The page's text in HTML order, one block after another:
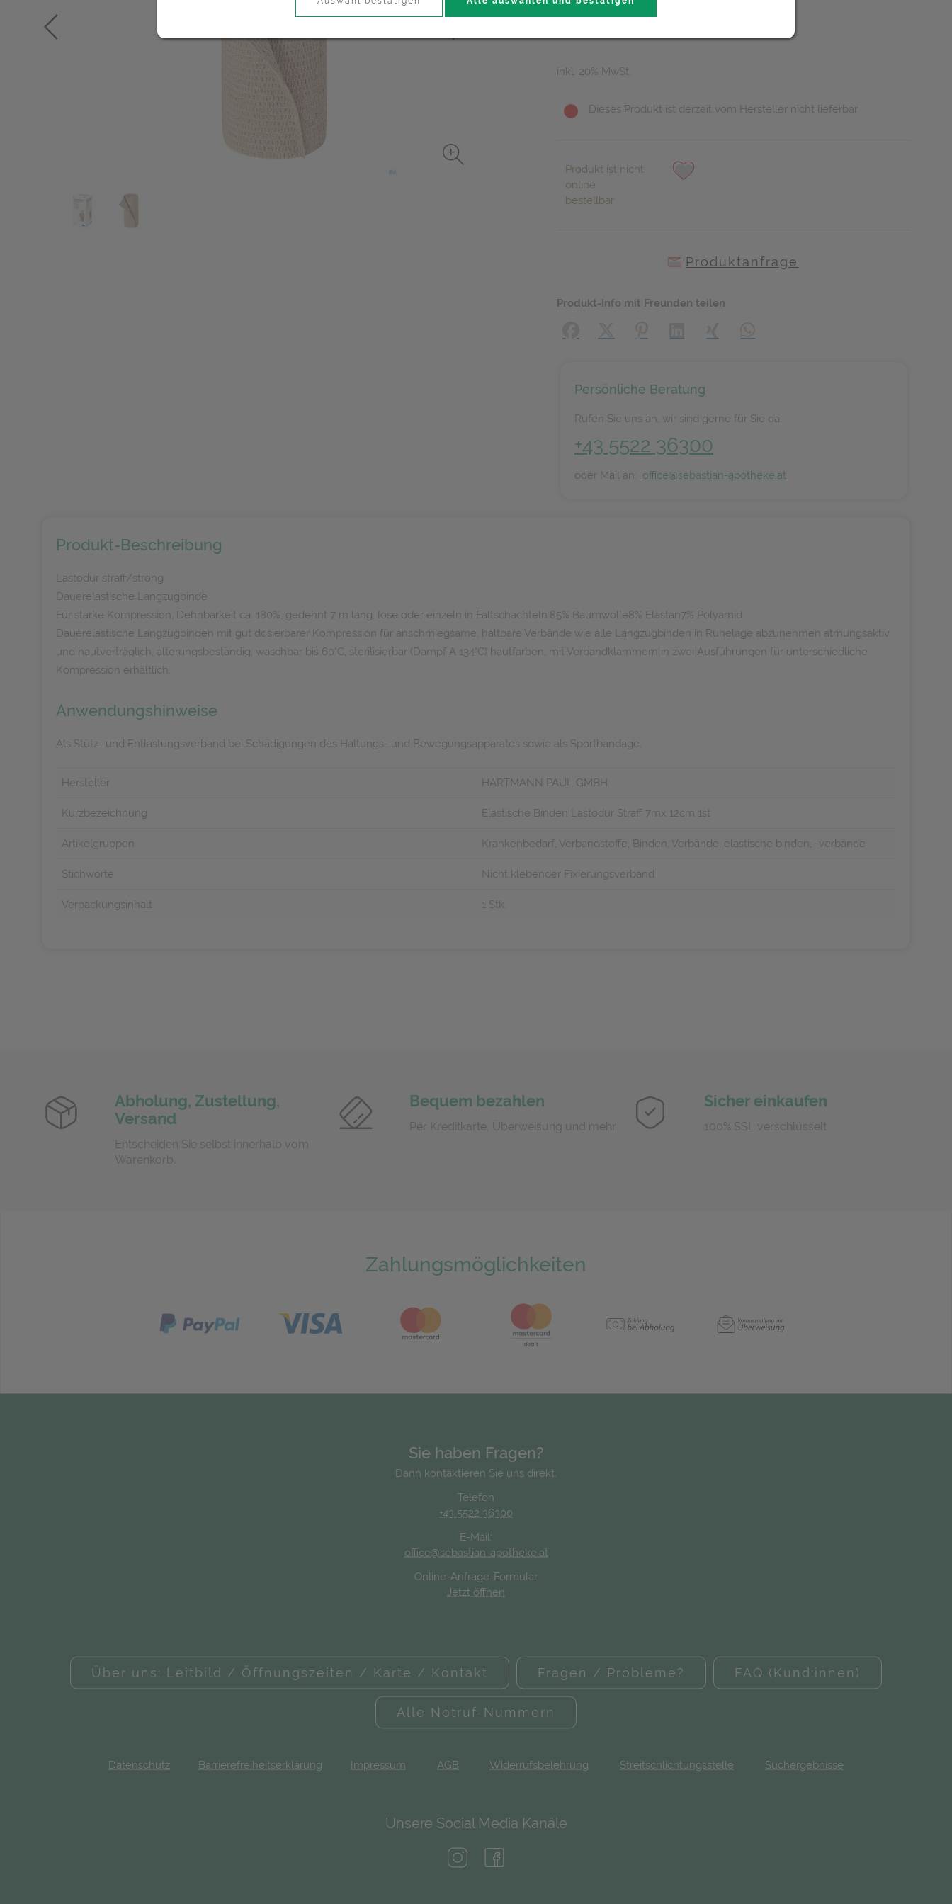
14,55 EUR
inkl. 20% MwSt.
Dieses Produkt ist derzeit vom Hersteller nicht lieferbar
Produkt ist nicht
online
bestellbar
Produktanfrage
Produkt-Info mit Freunden teilen
Persönliche Beratung
Rufen Sie uns an, wir sind gerne für Sie da.
+43 5522 36300
oder Mail an: office@sebastian-apotheke.at
Produkt-Beschreibung
Lastodur straff/strong
Dauerelastische Langzugbinde
Für starke Kompression, Dehnbarkeit ca. 180%, gedehnt 7 m lang, lose oder einzeln in Faltschachteln.85% Baumwolle8% Elastan7% Polyamid
Dauerelastische Langzugbinden mit gut dosierbarer Kompression für anschmiegsame, haltbare Verbände wie alle Langzugbinden in Ruhelage abzunehmen atmungsaktiv
und hautverträglich, alterungsbeständig, waschbar bis 60°C, sterilisierbar (Dampf A 134°C) hautfarben, mit Verbandklammern in zwei Ausführungen für unterschiedliche
Kompression erhältlich.
Anwendungshinweise
Als Stütz- und Entlastungsverband bei Schädigungen des Haltungs- und Bewegungsapparates sowie als Sportbandage.
Hersteller HARTMANN PAUL GMBH
Kurzbezeichnung Elastische Binden Lastodur Straff 7mx 12cm 1st
Artikelgruppen Krankenbedarf, Verbandstoffe, Binden, Verbände, elastische binden, -verbände
Stichworte Nicht klebender Fixierungsverband
Verpackungsinhalt 1 Stk.
Abholung, Zustellung,
Versand
Entscheiden Sie selbst innerhalb vom
Warenkorb.
Bequem bezahlen
Per Kreditkarte, Überweisung und mehr
Sicher einkaufen
100% SSL verschlüsselt
Zahlungsmöglichkeiten
Sie haben Fragen?
Dann kontaktieren Sie uns direkt.
Telefon
+43 5522 36300
E-Mail:
office@sebastian-apotheke.at
Online-Anfrage-Formular
Jetzt öffnen
Über uns: Leitbild / Öffnungszeiten / Karte / Kontakt Fragen / Probleme? FAQ (Kund:innen)
Alle Notruf-Nummern
Datenschutz Barrierefreiheitserklärung Impressum AGB Widerrufsbelehrung Streitschlichtungsstelle Suchergebnisse
Unsere Social Media Kanäle
(öffnet in neuem Tab)